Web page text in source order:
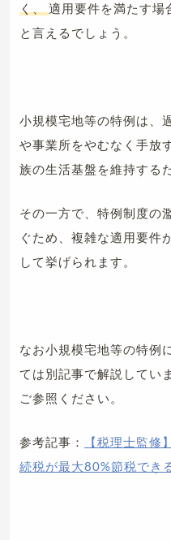
く、
適用要件を満たす場
と言えるでしょう。
小規模宅地等の特例は、
や事業所をやむなく手放
族の生活基盤を維持する
その一方で、特例制度の
ぐため、複雑な適用要件
して挙げられます。
なお小規模宅地等の特例
ては別記事で解説してい
ご参照ください。
参考記事：
【税理士監修
続税が最大80%節税でき